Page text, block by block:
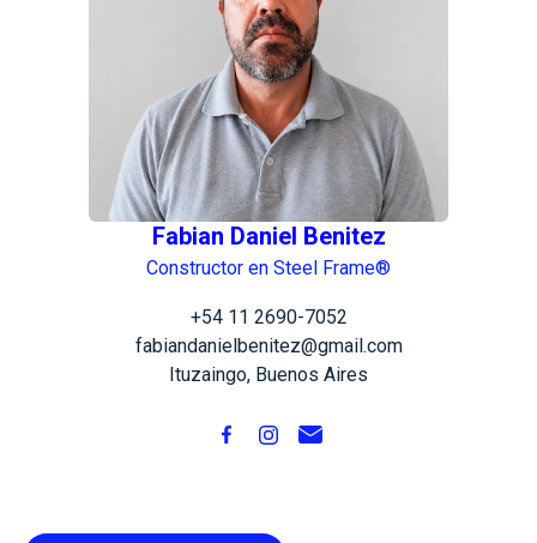
Fabian Daniel Benitez
Constructor en Steel Frame®
+54 11 2690-7052
fabiandanielbenitez@gmail.com
Ituzaingo, Buenos Aires